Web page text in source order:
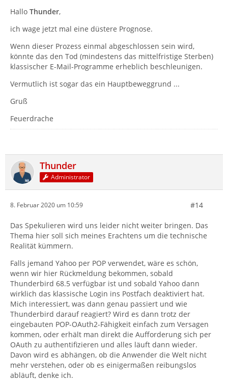
Hallo Thunder,
ich wage jetzt mal eine düstere Prognose.
Wenn dieser Prozess einmal abgeschlossen sein wird,
könnte das den Tod (mindestens das mittelfristige Sterben)
klassischer E-Mail-Programme erheblich beschleunigen.
Vermutlich ist sogar das ein Hauptbeweggrund ...
Gruß
Feuerdrache
Thunder
Administrator
8. Februar 2020 um 10:59 #14
Das Spekulieren wird uns leider nicht weiter bringen. Das
Thema hier soll sich meines Erachtens um die technische
Realität kümmern.
Falls jemand Yahoo per POP verwendet, wäre es schön,
wenn wir hier Rückmeldung bekommen, sobald
Thunderbird 68.5 verfügbar ist und sobald Yahoo dann
wirklich das klassische Login ins Postfach deaktiviert hat.
Mich interessiert, was dann genau passiert und wie
Thunderbird darauf reagiert? Wird es dann trotz der
eingebauten POP-OAuth2-Fähigkeit einfach zum Versagen
kommen, oder erhält man direkt die Aufforderung sich per
OAuth zu authentifizieren und alles läuft dann wieder.
Davon wird es abhängen, ob die Anwender die Welt nicht
mehr verstehen, oder ob es einigermaßen reibungslos
abläuft, denke ich.